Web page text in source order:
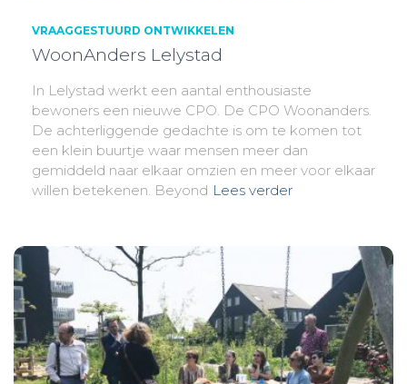
VRAAGGESTUURD ONTWIKKELEN
WoonAnders Lelystad
In Lelystad werkt een aantal enthousiaste
bewoners een nieuwe CPO. De CPO Woonanders.
De achterliggende gedachte is om te komen tot
een klein buurtje waar mensen meer dan
gemiddeld naar elkaar omzien en meer voor elkaar
willen betekenen. Beyond Lees verder